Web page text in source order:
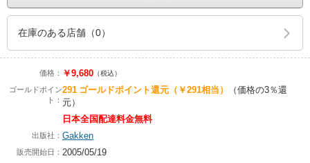
在庫のある店舗（0）
価格： ￥9,680 （税込）
ゴールドポイン
ト：
291 ゴールドポイント還元 （￥291相当）
（価格の3％還
元）
日本全国配達料金無料
出版社： Gakken
販売開始日： 2005/05/19